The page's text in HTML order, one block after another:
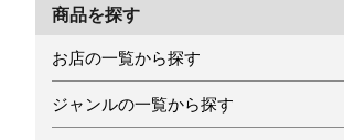
商品を探す
お店の一覧から探す
ジャンルの一覧から探す